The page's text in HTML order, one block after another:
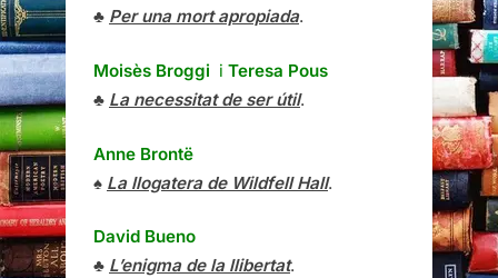
♣ Per una mort apropiada.
Moisès Broggi i Teresa Pous
♣ La necessitat de ser útil.
Anne Brontë
♠ La llogatera de Wildfell Hall.
David Bueno
♣ L’enigma de la llibertat.